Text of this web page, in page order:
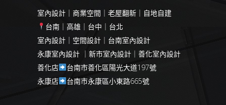
室內設計｜商業空間｜老屋翻新｜自地自建
台南｜高雄｜台中｜台北
室內設計｜空間設計｜台南室內設計
永康室內設計 ｜新市室內設計｜善化室內設計
善化店
台南市善化區陽光大道197號
永康店
台南市永康區小東路665號